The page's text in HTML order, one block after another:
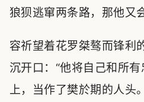
狼狈逃窜两条路，那他又
容祈望着花罗桀骜而锋利
沉开口：“他将自己和所
上，当作了樊於期的人头